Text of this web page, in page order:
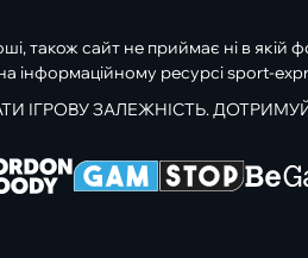
також сайт не приймає ні в якій
інформаційному ресурсі sport-
ІГРОВУ ЗАЛЕЖНІСТЬ.